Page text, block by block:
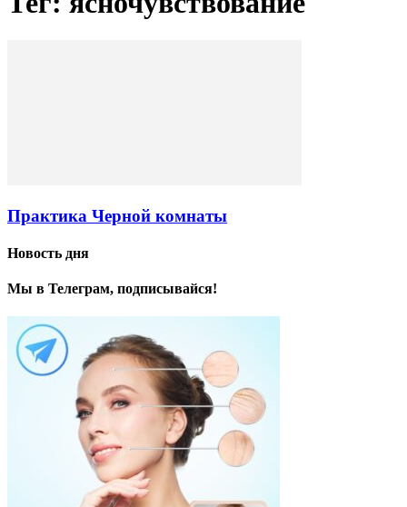
Практика Черной комнаты
Новость дня
Мы в Телеграм, подписывайся!